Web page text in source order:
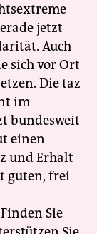
jetzt
Auch
sich vor Ort
Die taz
im
bundesweit
einen
und Erhalt
guten, frei
Sie